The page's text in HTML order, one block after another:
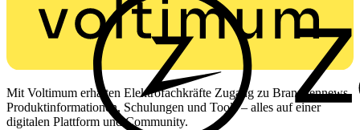
Mit Voltimum erhalten Elektrofachkräfte Zugang zu Branchennews,
Produktinformationen, Schulungen und Tools – alles auf einer
digitalen Plattform und Community.